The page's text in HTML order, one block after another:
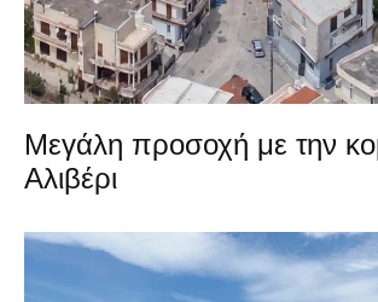
Μεγάλη προσοχή με την
Αλιβέρι